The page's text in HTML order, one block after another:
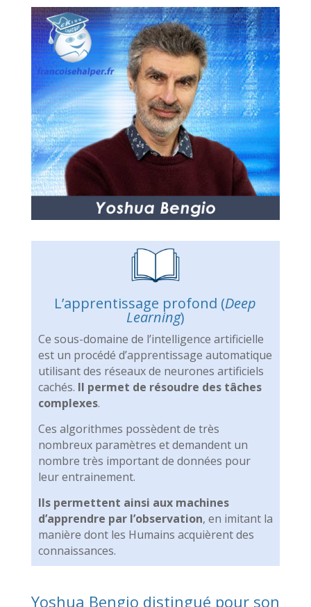
L’apprentissage profond (Deep
Learning)
Ce sous-domaine de l’intelligence artificielle
est un procédé d’apprentissage automatique
utilisant des réseaux de neurones artificiels
cachés. Il permet de résoudre des tâches
complexes.
Ces algorithmes possèdent de très
nombreux paramètres et demandent un
nombre très important de données pour
leur entrainement.
Ils permettent ainsi aux machines
d’apprendre par l’observation, en imitant la
manière dont les Humains acquièrent des
connaissances.
Yoshua Bengio distingué pour son